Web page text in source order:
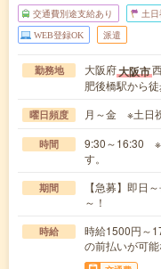
交通費別途支給あり 土
WEB登録OK 派遣
勤務地 大阪府大阪市
肥後橋駅から
曜日頻度 月～金 ※土日
時間
9:30～16:30 ※
す。
期間
【急募】即日
～！
時給
時給1500円～
の前払いが可